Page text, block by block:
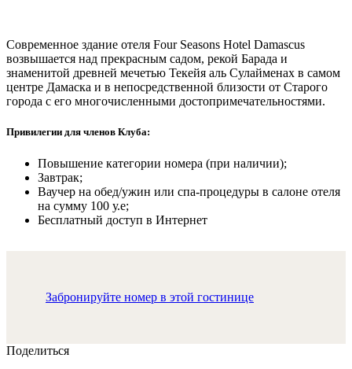
Современное здание отеля Four Seasons Hotel Damascus
возвышается над прекрасным садом, рекой Барада и
знаменитой древней мечетью Текейя аль Сулайменах в самом
центре Дамаска и в непосредственной близости от Старого
города с его многочисленными достопримечательностями.
Привилегии для членов Клуба:
Повышение категории номера (при наличии);
Завтрак;
Ваучер на обед/ужин или спа-процедуры в салоне отеля
на сумму 100 у.е;
Бесплатный доступ в Интернет
Забронируйте номер в этой гостинице
Поделиться